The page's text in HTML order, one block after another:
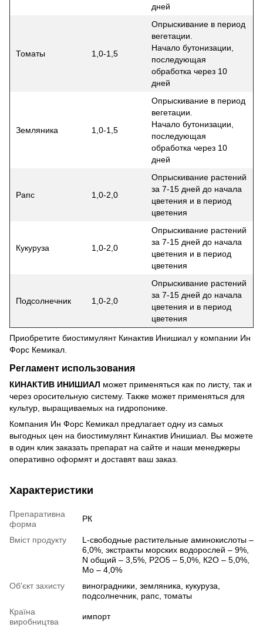
дней
Томаты 1,0-1,5
Опрыскивание в период
вегетации.
Начало бутонизации,
последующая
обработка через 10
дней
Земляника 1,0-1,5
Опрыскивание в период
вегетации.
Начало бутонизации,
последующая
обработка через 10
дней
Рапс 1,0-2,0
Опрыскивание растений
за 7-15 дней до начала
цветения и в период
цветения
Кукуруза 1,0-2,0
Опрыскивание растений
за 7-15 дней до начала
цветения и в период
цветения
Подсолнечник 1,0-2,0
Опрыскивание растений
за 7-15 дней до начала
цветения и в период
цветения
Приобретите биостимулянт Кинактив Инишиал у компании Ин
Форс Кемикал.
Регламент использования
КИНАКТИВ ИНИШИАЛ может применяться как по листу, так и
через оросительную систему. Также может применяться для
культур, выращиваемых на гидропонике.
Компания Ин Форс Кемикал предлагает одну из самых
выгодных цен на биостимулянт Кинактив Инишиал. Вы можете
в один клик заказать препарат на сайте и наши менеджеры
оперативно оформят и доставят ваш заказ.
Характеристики
Препаративна
форма
РК
Вміст продукту
L-свободные растительные аминокислоты –
6,0%, экстракты морских водорослей – 9%,
N общий – 3,5%, Р2О5 – 5,0%, К2О – 5,0%,
Mo – 4,0%
Об'єкт захисту
виноградники, земляника, кукуруза,
подсолнечник, рапс, томаты
Країна
виробництва
импорт